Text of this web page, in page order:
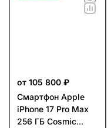
от 105 800 ₽
Смартфон Apple
iPhone 17 Pro Max
256 ГБ Cosmic